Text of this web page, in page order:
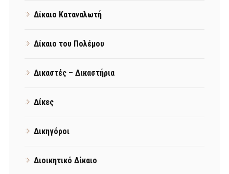
Δίκαιο Καταναλωτή
Δίκαιο του Πολέμου
Δικαστές – Δικαστήρια
Δίκες
Δικηγόροι
Διοικητικό Δίκαιο